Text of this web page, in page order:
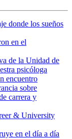
donde los sueños
en el
de la Unidad de
psicóloga
encuentro
sobre
carrera y
& University
en el día a día